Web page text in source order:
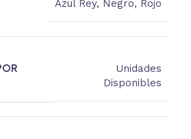
Azul Rey, Negro, Rojo
Unidades
Disponibles